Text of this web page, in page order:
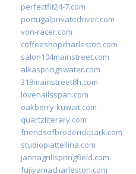
perfectfit24-7.com
portugalprivatedriver.com
von-racer.com
coffeeshopcharleston.com
salon104mainstreet.com
alkaspringswater.com
318mainstreet8h.com
lovenailsspari.com
oakberry-kuwait.com
quartzliterary.com
friendsofbroderickpark.com
studiopiattellina.com
jannagrillspringfield.com
fujiyamacharleston.com